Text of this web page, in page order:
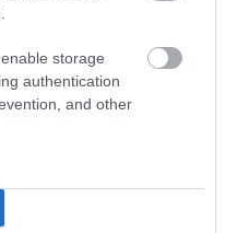
storage
authentication
and other
Vencil Hyper5 Serum 30ml
Ειδικός Ορός
Αναπλήρωσης Όγκου